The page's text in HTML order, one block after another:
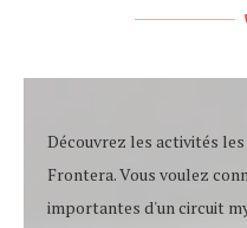
Découvrez les activités
Frontera. Vous voulez
importantes d'un circuit